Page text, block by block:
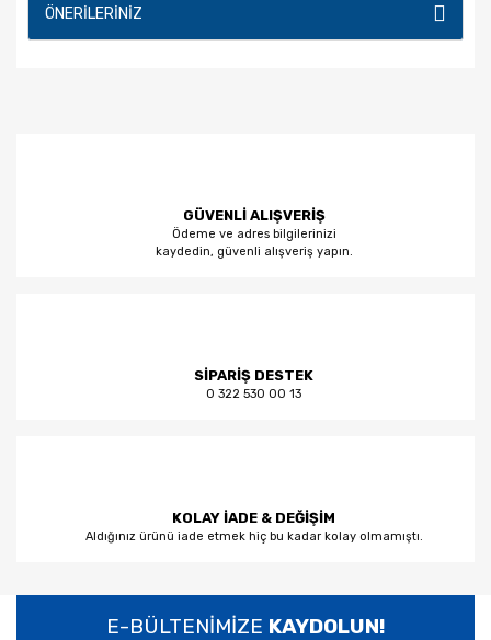
ÖNERILERINIZ
GÜVENLİ ALIŞVERİŞ
Ödeme ve adres bilgilerinizi
kaydedin, güvenli alışveriş yapın.
SİPARİŞ DESTEK
0 322 530 00 13
KOLAY İADE & DEĞİŞİM
Aldığınız ürünü iade etmek hiç bu kadar kolay olmamıştı.
E-BÜLTENİMİZE KAYDOLUN!